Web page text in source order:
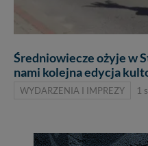
Średniowiecze ożyje w
nami kolejna edycja
WYDARZENIA I IMPREZY 1